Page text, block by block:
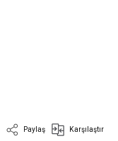
Paylaş Karşılaştır